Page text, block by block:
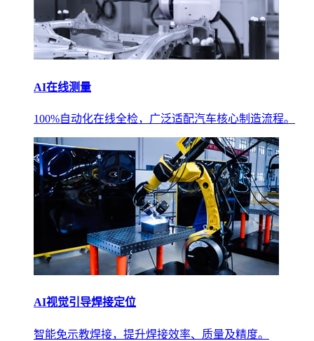
AI在线测量
100%自动化在线全检，广泛适配汽车核心制造流程。
AI视觉引导焊接定位
智能免示教焊接，提升焊接效率、质量及精度。